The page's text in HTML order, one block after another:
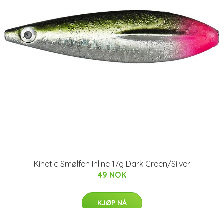
Kinetic Smølfen Inline 17g Dark Green/Silver
49 NOK
KJØP NÅ